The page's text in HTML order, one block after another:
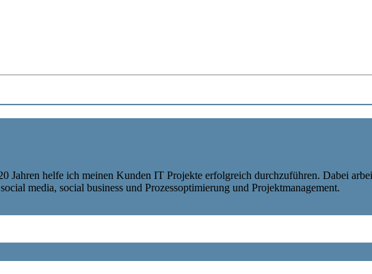
helfe ich meinen Kunden IT Projekte erfolgreich durchzuführen. Dabei
media, social business und Prozessoptimierung und Projektmanagement.